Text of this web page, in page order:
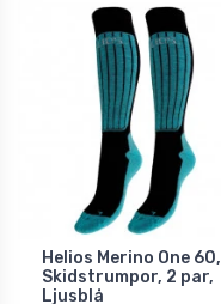
Helios Merino One 60,
Skidstrumpor, 2 par,
Ljusblå